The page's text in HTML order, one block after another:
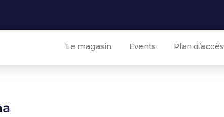
Le magasin Events Plan d’accès